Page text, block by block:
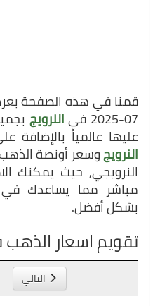
07-2025 في النرويج
عليها عالمياً
النرويجوسعر أونصة
النرويجي, حيث يمكنك
مباشر مما يساعدك في
بشكل أفضل.
تقويم اسعار الذهب
التالي